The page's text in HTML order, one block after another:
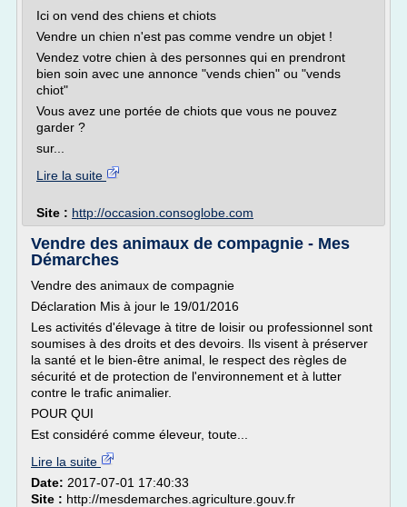
Ici on vend des chiens et chiots
Vendre un chien n'est pas comme vendre un objet !
Vendez votre chien à des personnes qui en prendront
bien soin avec une annonce "vends chien" ou "vends
chiot"
Vous avez une portée de chiots que vous ne pouvez
garder ?
sur...
Lire la suite
Site : http://occasion.consoglobe.com
Vendre des animaux de compagnie - Mes
Démarches
Vendre des animaux de compagnie
Déclaration Mis à jour le 19/01/2016
Les activités d'élevage à titre de loisir ou professionnel sont
soumises à des droits et des devoirs. Ils visent à préserver
la santé et le bien-être animal, le respect des règles de
sécurité et de protection de l'environnement et à lutter
contre le trafic animalier.
POUR QUI
Est considéré comme éleveur, toute...
Lire la suite
Date: 2017-07-01 17:40:33
Site : http://mesdemarches.agriculture.gouv.fr